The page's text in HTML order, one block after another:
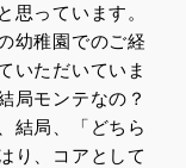
思っています。
幼稚園でのご経
いただいていま
局モンテなの？
結局、「どちら
り、コアとして